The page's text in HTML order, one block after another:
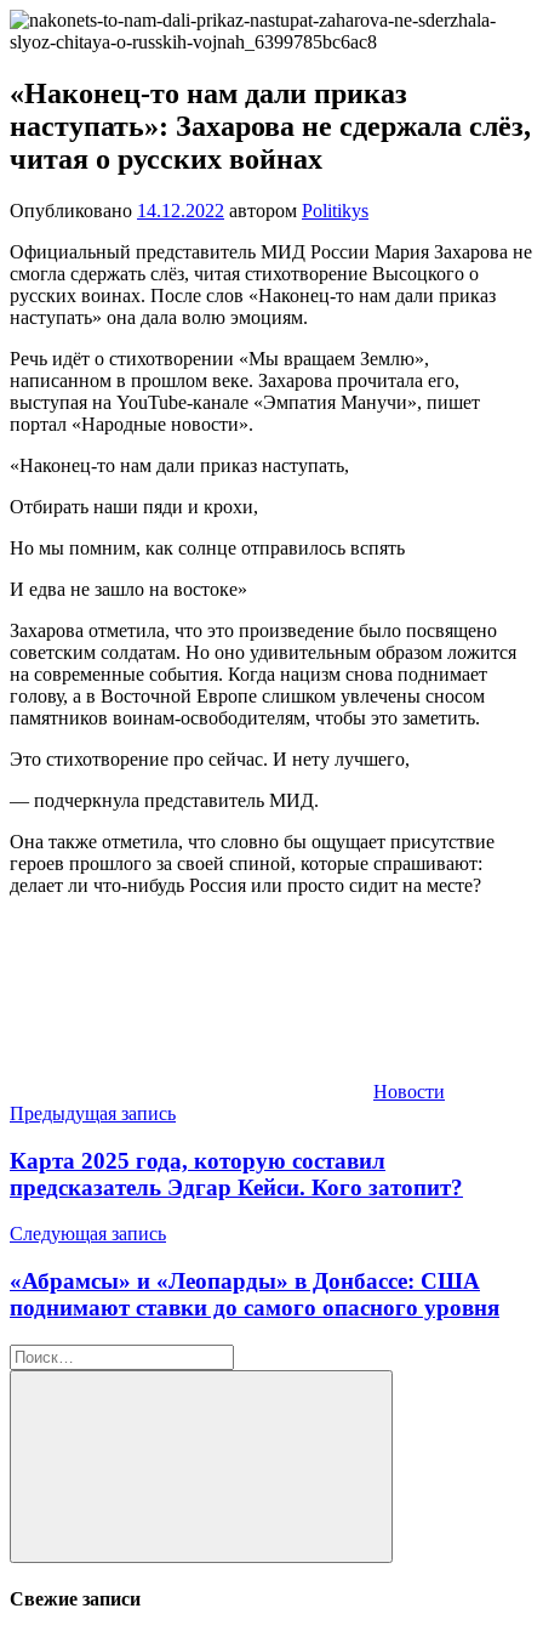
Перейти
к
Новости
Ещё
сайт
на
WordPress
«Наконец-то нам дали приказ
наступать»: Захарова не сдержала слёз,
читая о русских войнах
Опубликовано 14.12.2022 автором Politikys
Официальный представитель МИД России Мария Захарова не
смогла сдержать слёз, читая стихотворение Высоцкого о
русских воинах. После слов «Наконец-то нам дали приказ
наступать» она дала волю эмоциям.
Речь идёт о стихотворении «Мы вращаем Землю»,
написанном в прошлом веке. Захарова прочитала его,
выступая на YouTube-канале «Эмпатия Манучи», пишет
портал «Народные новости».
«Наконец-то нам дали приказ наступать,
Отбирать наши пяди и крохи,
Но мы помним, как солнце отправилось вспять
И едва не зашло на востоке»
Захарова отметила, что это произведение было посвящено
советским солдатам. Но оно удивительным образом ложится
на современные события. Когда нацизм снова поднимает
голову, а в Восточной Европе слишком увлечены сносом
памятников воинам-освободителям, чтобы это заметить.
Это стихотворение про сейчас. И нету лучшего,
— подчеркнула представитель МИД.
Она также отметила, что словно бы ощущает присутствие
героев прошлого за своей спиной, которые спрашивают:
делает ли что-нибудь Россия или просто сидит на месте?
Новости
Навигация
по
записям
Предыдущая запись
Карта 2025 года, которую составил
предсказатель Эдгар Кейси. Кого затопит?
Следующая запись
«Абрамсы» и «Леопарды» в Донбассе: США
поднимают ставки до самого опасного уровня
Найти:
Поиск
Свежие записи